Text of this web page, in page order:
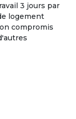
3 jours par
logement
compromis